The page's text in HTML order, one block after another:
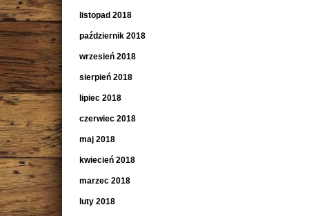
listopad 2018
październik 2018
wrzesień 2018
sierpień 2018
lipiec 2018
czerwiec 2018
maj 2018
kwiecień 2018
marzec 2018
luty 2018